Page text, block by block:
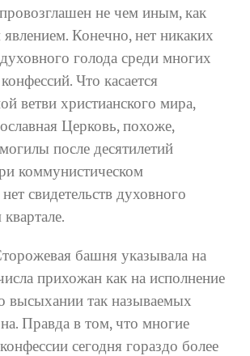
не чем иным, как
Конечно, нет никаких
голода среди многих
Что касается
ветви христианского мира,
Церковь, похоже,
после десятилетий
коммунистическом
свидетельств духовного
башня указывала на
прихожан как на исполнение
высыхании так называемых
Правда в том, что многие
сегодня гораздо более